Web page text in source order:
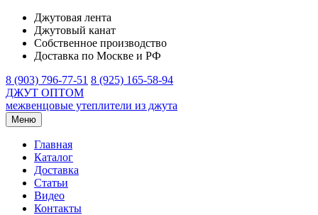
Джутовая лента
Джутовый канат
Собственное производство
Доставка по Москве и РФ
8 (903) 796-77-51 8 (925) 165-58-94
ДЖУТ ОПТОМ
межвенцовые утеплители из джута
Меню
Главная
Каталог
Доставка
Статьи
Видео
Контакты